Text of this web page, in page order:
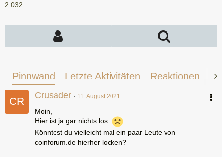
2.032
Pinnwand Letzte Aktivitäten Reaktionen
Crusader 11. August 2021
Moin,
Hier ist ja gar nichts los.
Könntest du vielleicht mal ein paar Leute von
coinforum.de hierher locken?